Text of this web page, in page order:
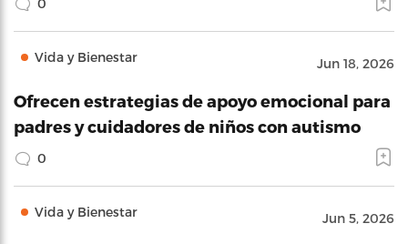
0
Vida y Bienestar Jun 18, 2026
Ofrecen estrategias de apoyo emocional para
padres y cuidadores de niños con autismo
0
Vida y Bienestar Jun 5, 2026